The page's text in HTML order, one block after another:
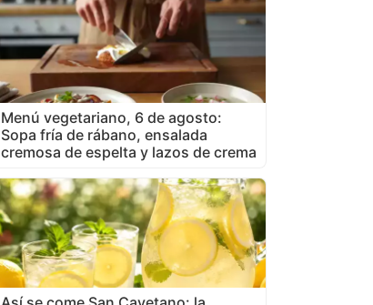
Menú vegetariano, 6 de agosto:
Sopa fría de rábano, ensalada
cremosa de espelta y lazos de crema